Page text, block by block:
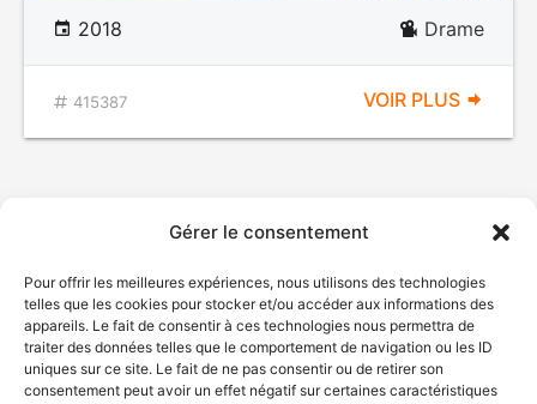
Gérer le consentement
Pour offrir les meilleures expériences, nous utilisons des technologies
telles que les cookies pour stocker et/ou accéder aux informations des
appareils. Le fait de consentir à ces technologies nous permettra de
traiter des données telles que le comportement de navigation ou les ID
uniques sur ce site. Le fait de ne pas consentir ou de retirer son
consentement peut avoir un effet négatif sur certaines caractéristiques
2018 Drame
415387 VOIR PLUS